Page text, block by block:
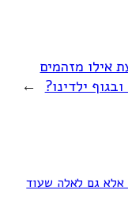
אילו מזהמים
ילדינו? →
אלא גם לאלה שעוד